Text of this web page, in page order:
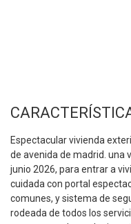
Espectacular vivienda
de avenida de madrid. una
junio 2026, para entrar a
cuidada con portal
comunes, y sistema de
rodeada de todos los